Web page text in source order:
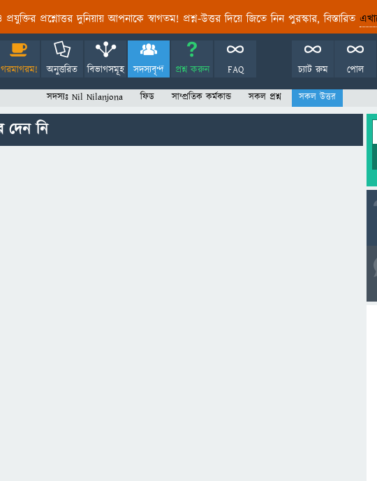
প্রযুক্তির প্রশ্নোত্তর দুনিয়ায় আপনাকে স্বাগতম! প্রশ্ন-উত্তর দিয়ে জিতে নিন পুরস্কার, বিস্তারিত
গরমাগরম! অনুত্তরিত বিভাগসমূহ সদস্যবৃন্দ প্রশ্ন করুন FAQ পোল
চ্যাট রুম
সদস্যঃ Nil Nilanjona ফিড সাম্প্রতিক কর্মকান্ড সকল প্রশ্ন সকল উত্তর
নি